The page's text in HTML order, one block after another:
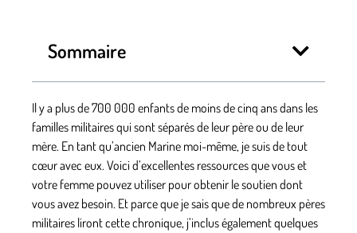
Sommaire
Il y a plus de 700 000 enfants de moins de cinq ans dans les
familles militaires qui sont séparés de leur père ou de leur
mère. En tant qu’ancien Marine moi-même, je suis de tout
cœur avec eux. Voici d’excellentes ressources que vous et
votre femme pouvez utiliser pour obtenir le soutien dont
vous avez besoin. Et parce que je sais que de nombreux pères
militaires liront cette chronique, j’inclus également quelques